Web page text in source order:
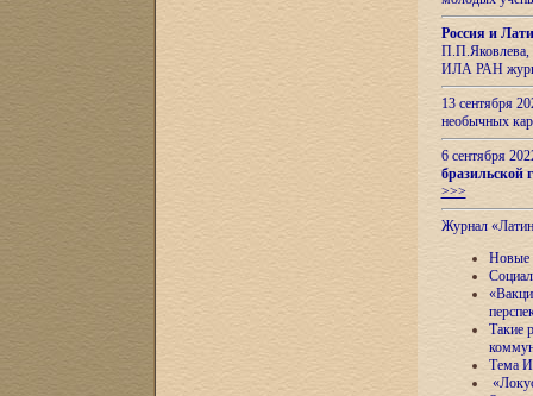
Россия и
П.П.Яковлева,
ИЛА РАН
13 сентября
необычных
6 сентября
бразильской
>>>
Журнал
Новые
Такие
Тема